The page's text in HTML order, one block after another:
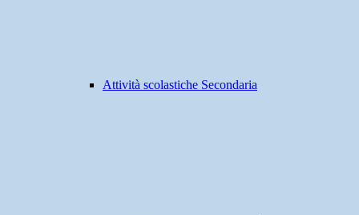
Attività scolastiche Secondaria